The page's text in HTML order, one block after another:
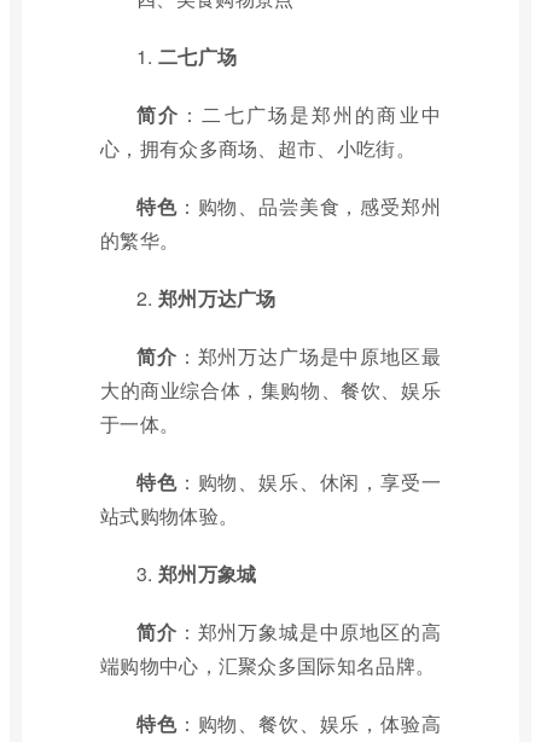
1. 二七广场
简介 ：二七广场是郑州的商业中
心，拥有众多商场、超市、小吃街。
特色：购物、品尝美食，感受郑州
的繁华。
2. 郑州万达广场
简介 ：郑州万达广场是中原地区最
大的商业综合体，集购物、餐饮、娱乐
于一体。
特色：购物、娱乐、休闲，享受一
站式购物体验。
3. 郑州万象城
简介 ：郑州万象城是中原地区的高
端购物中心，汇聚众多国际知名品牌。
特色：购物、餐饮、娱乐，体验高